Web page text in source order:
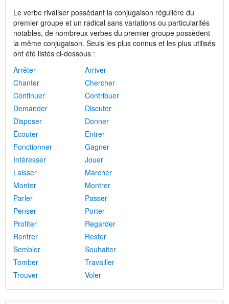
Le verbe rivaliser possédant la conjugaison régulière du
premier groupe et un radical sans variations ou particularités
notables, de nombreux verbes du premier groupe possèdent
la même conjugaison. Seuls les plus connus et les plus utilisés
ont été listés ci-dessous :
Arrêter
Arriver
Chanter
Chercher
Continuer
Contribuer
Demander
Discuter
Disposer
Donner
Écouter
Entrer
Fonctionner
Gagner
Intéresser
Jouer
Laisser
Marcher
Monter
Montrer
Parler
Passer
Penser
Porter
Profiter
Regarder
Rentrer
Rester
Sembler
Souhaiter
Tomber
Travailler
Trouver
Voler